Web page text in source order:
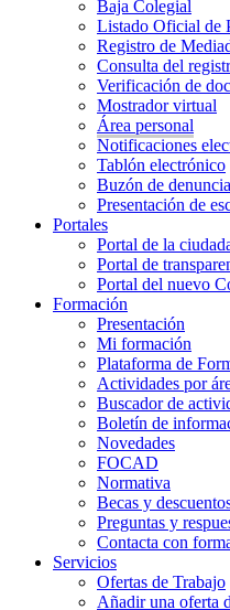
Baja Colegial
Listado Oficial de
Registro de
Consulta del
Verificación de
Mostrador virtual
Área personal
Notificaciones
Tablón electrónico
Buzón de
Presentación de
Portales
Portal de la
Portal de
Portal del nuevo
Formación
Presentación
Mi formación
Plataforma de
Actividades por
Buscador de
Boletín de
Novedades
FOCAD
Normativa
Becas y
Preguntas y
Contacta con
Servicios
Ofertas de Trabajo
Añadir una oferta